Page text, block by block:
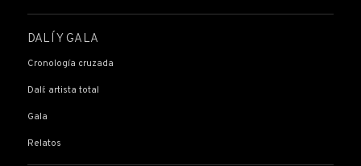
DALÍ Y GALA
Cronología cruzada
Dalí: artista total
Gala
Relatos